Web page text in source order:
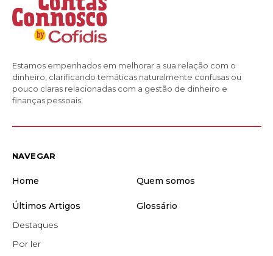
Estamos empenhados em melhorar a sua relação com o
dinheiro, clarificando temáticas naturalmente confusas ou
pouco claras relacionadas com a gestão de dinheiro e
finanças pessoais.
NAVEGAR
Home Quem somos
Últimos Artigos
Destaques
Por ler
Glossário